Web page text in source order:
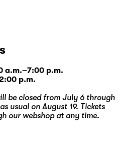
a.m.–7:00 p.m.
p.m.
be closed from July 6 through
usual on August 19. Tickets
our webshopat any time.